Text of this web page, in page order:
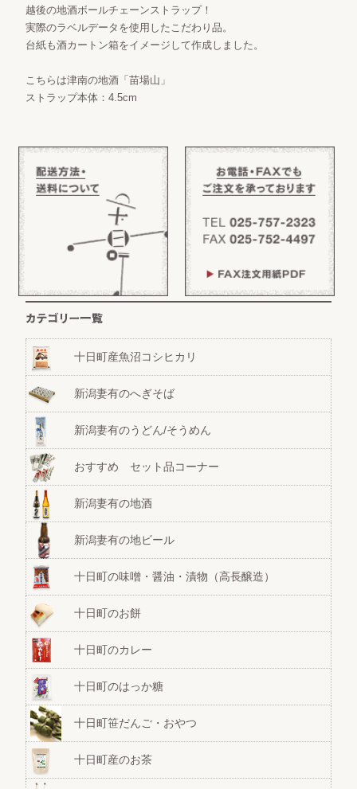
越後の地酒ボールチェーンストラップ！
実際のラベルデータを使用したこだわり品。
台紙も酒カートン箱をイメージして作成しました。
こちらは津南の地酒「苗場山」
ストラップ本体：4.5cm
十日町産魚沼コシヒカリ
新潟妻有のへぎそば
新潟妻有のうどん/そうめん
おすすめ セット品コーナー
新潟妻有の地酒
新潟妻有の地ビール
十日町の味噌・醤油・漬物（高長醸造）
十日町のお餅
十日町のカレー
十日町のはっか糖
十日町笹だんご・おやつ
十日町産のお茶